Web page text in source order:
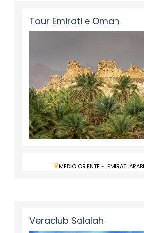
Tour Emirati e Oman
MEDIO ORIENTE - EMIRATI ARABI
Veraclub Salalah